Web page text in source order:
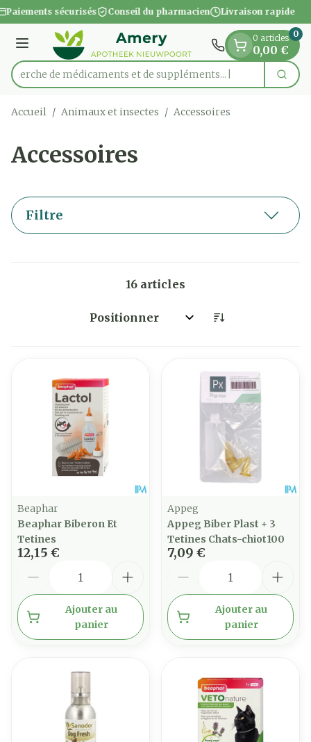
Aller au contenu
1 de 1
Paiements sécurisés Conseil du pharmacien Livraison rapide
Menu
Rechercherde médicaments et de suppléments...
0 articles
0,00 €
0
Accueil / Animaux et insectes / Accessoires
Accessoires
Filtre
16 articles
Trier par:
Beaphar
Beaphar Biberon Et
Tetines
12,15 €
Ajouter au
panier
Appeg
Appeg Biber Plast + 3
Tetines Chats-chiot100
7,09 €
Ajouter au
panier